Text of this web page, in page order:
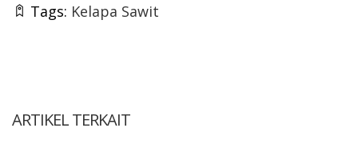
Tags: Kelapa Sawit
ARTIKEL TERKAIT